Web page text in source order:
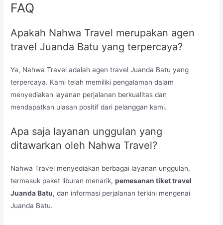
FAQ
Apakah Nahwa Travel merupakan agen
travel Juanda Batu yang terpercaya?
Ya, Nahwa Travel adalah agen travel Juanda Batu yang
terpercaya. Kami telah memiliki pengalaman dalam
menyediakan layanan perjalanan berkualitas dan
mendapatkan ulasan positif dari pelanggan kami.
Apa saja layanan unggulan yang
ditawarkan oleh Nahwa Travel?
Nahwa Travel menyediakan berbagai layanan unggulan,
termasuk paket liburan menarik,pemesanan tiket travel
Juanda Batu, dan informasi perjalanan terkini mengenai
Juanda Batu.